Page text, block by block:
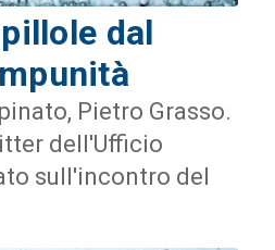
dal
Pietro Grasso.
dell'Ufficio
sull'incontro del